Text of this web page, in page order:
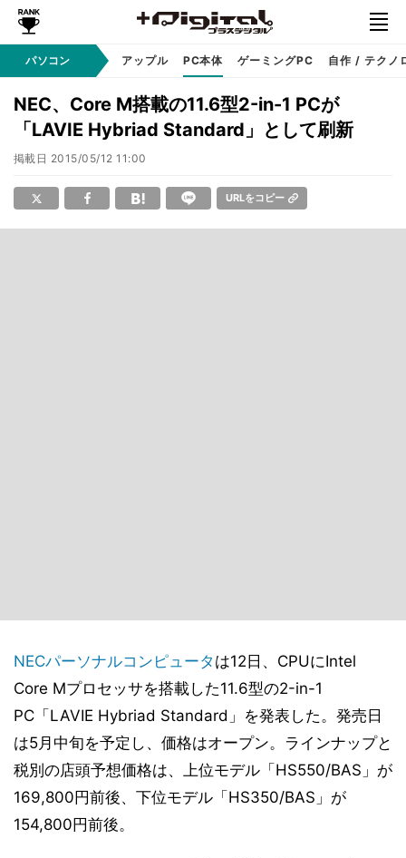
パソコンWindows アップル PC本体 ゲーミングPC 自作 / テクノ
NEC、Core M搭載の11.6型2-in-1 PCが
「LAVIE Hybriad Standard」として刷新
掲載日 2015/05/12 11:00
URLをコピー
NECパーソナルコンピュータ は12日、CPUにIntel
Core Mプロセッサを搭載した11.6型の2-in-1
PC「LAVIE Hybriad Standard」を発表した。発売日
は5月中旬を予定し、価格はオープン。ラインナップと
税別の店頭予想価格は、上位モデル「HS550/BAS」が
169,800円前後、下位モデル「HS350/BAS」が
154,800円前後。